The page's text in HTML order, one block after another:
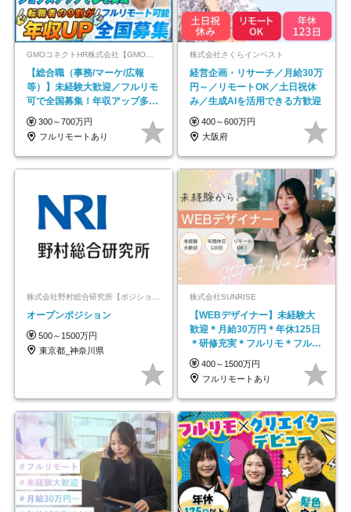
GMOコネクトHR株式会社【GMOインターネットグループ】
【総合職（事務/マーケ/広報
等）】未経験大歓迎／フルリモ
可で全国募集！年収アップ多数
★年休最大130日★
300～700万円
フルリモートあり
株式会社さくらインベスト
経営企画・リサーチ／月給30万
円～／リモートOK／土日祝休
み／生成AIを活用できる方歓迎
400～600万円
大阪府
オープンポジション
500～1500万円
東京都_神奈川県
株式会社SUNRISE
【WEBデザイナー】未経験大
歓迎＊月給30万円＊年休125日
＊研修充実＊フルリモ＊フルフ
レックス＊
400～1500万円
フルリモートあり